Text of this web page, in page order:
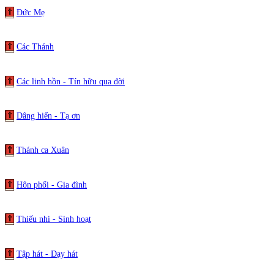
Đức Mẹ
Các Thánh
Các linh hồn - Tín hữu qua đời
Dâng hiến - Tạ ơn
Thánh ca Xuân
Hôn phối - Gia đình
Thiếu nhi - Sinh hoạt
Tập hát - Dạy hát